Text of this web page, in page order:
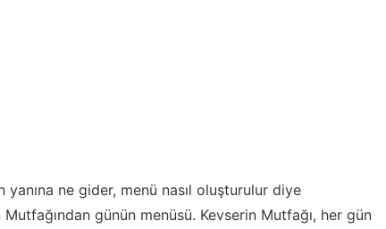
ne gider, menü nasıl oluşturulur diye
günün menüsü. Kevserin Mutfağı, her gün